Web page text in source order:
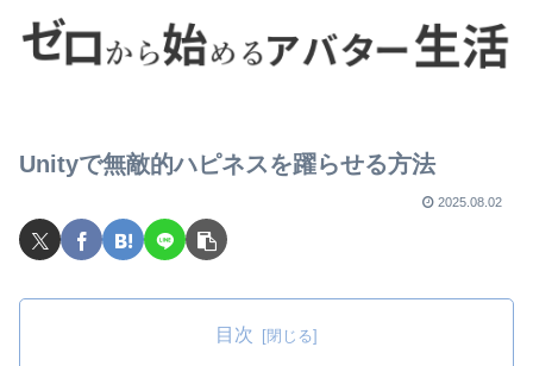
Unityで無敵的ハピネスを躍らせる方法
2025.08.02
目次